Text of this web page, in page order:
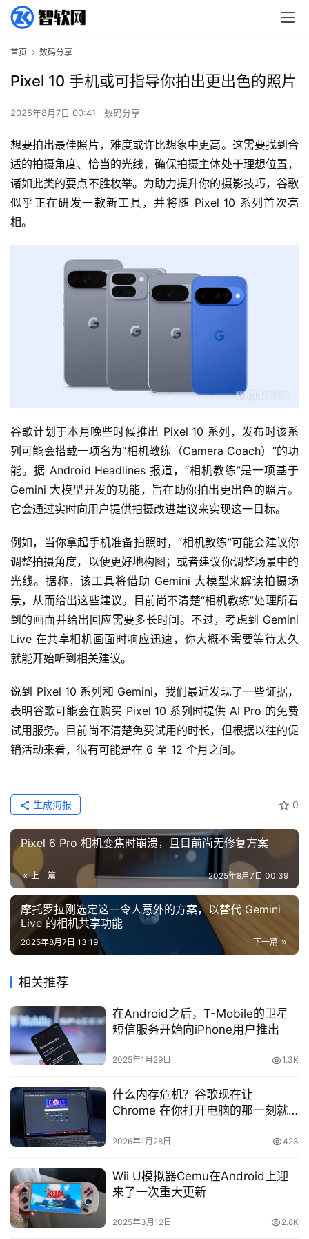
首页 数码分享
Pixel 10 手机或可指导你拍出更出色的照片
2025年8月7日 00:41 数码分享
想要拍出最佳照片，难度或许比想象中更高。这需要找到合
适的拍摄角度、恰当的光线，确保拍摄主体处于理想位置，
诸如此类的要点不胜枚举。为助力提升你的摄影技巧，谷歌
似乎正在研发一款新工具，并将随 Pixel 10 系列首次亮
相。
谷歌计划于本月晚些时候推出 Pixel 10 系列，发布时该系
列可能会搭载一项名为“相机教练（Camera Coach）”的功
能。据 Android Headlines 报道，“相机教练”是一项基于
Gemini 大模型开发的功能，旨在助你拍出更出色的照片。
它会通过实时向用户提供拍摄改进建议来实现这一目标。
例如，当你拿起手机准备拍照时，“相机教练”可能会建议你
调整拍摄角度，以便更好地构图；或者建议你调整场景中的
光线。据称，该工具将借助 Gemini 大模型来解读拍摄场
景，从而给出这些建议。目前尚不清楚“相机教练”处理所看
到的画面并给出回应需要多长时间。不过，考虑到 Gemini
Live 在共享相机画面时响应迅速，你大概不需要等待太久
就能开始听到相关建议。
说到 Pixel 10 系列和 Gemini，我们最近发现了一些证据，
表明谷歌可能会在购买 Pixel 10 系列时提供 AI Pro 的免费
试用服务。目前尚不清楚免费试用的时长，但根据以往的促
销活动来看，很有可能是在 6 至 12 个月之间。
0
生成海报
Pixel 6 Pro 相机变焦时崩溃，且目前尚无修复方案
上一篇 2025年8月7日 00:39
摩托罗拉刚选定这一令人意外的方案，以替代 Gemini
Live 的相机共享功能
下一篇
2025年8月7日 13:19
相关推荐
在Android之后，T-Mobile的卫星
短信服务开始向iPhone用户推出
2025年1月29日 1.3K
什么内存危机？谷歌现在让
Chrome 在你打开电脑的那一刻就
2026年1月28日 423
Wii U模拟器Cemu在Android上迎
来了一次重大更新
2025年3月12日 2.8K